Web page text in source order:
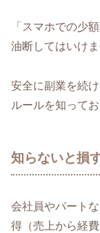
「スマホでの少
油断してはいけま
安全に副業を続
ルールを知って
知らないと損
会社員やパート
得（売上から経